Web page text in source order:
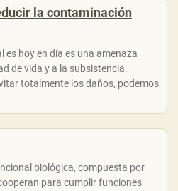
la contaminación
hoy en día es una amenaza
de vida y a la subsistencia.
totalmente los daños, podemos
biológica, compuesta por
para cumplir funciones